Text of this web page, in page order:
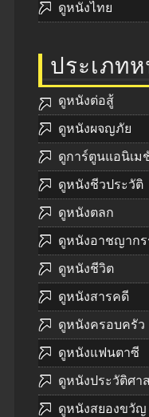
ดูหนังไทย
ประเภทห
ดูหนังต่อสู้
ดูหนังผจญภัย
ดูการ์ตูนแอนิเม
ดูหนังชีวประวัติ
ดูหนังตลก
ดูหนังอาชญากร
ดูหนังชีวิต
ดูหนังสารคดี
ดูหนังครอบครัว
ดูหนังแฟนตาซี
ดูหนังประวัติศา
ดูหนังสยองขวัญ